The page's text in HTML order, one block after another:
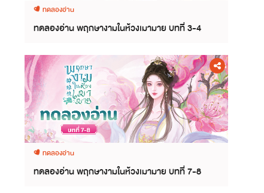
ทดลองอ่าน
ทดลองอ่าน พฤกษางามในห้วงเมามาย บทที่ 3-4
ทดลองอ่าน
ทดลองอ่าน พฤกษางามในห้วงเมามาย บทที่ 7-8